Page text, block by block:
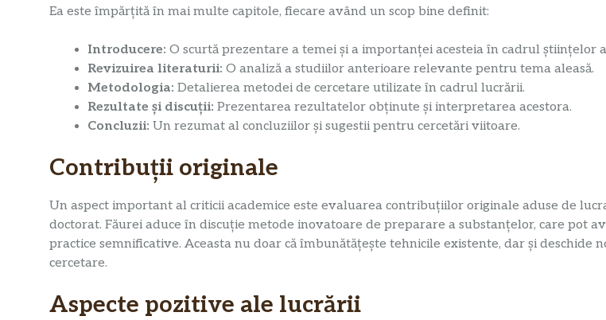
Ea este împărțită în mai multe capitole, fiecare având un scop bine definit:
Introducere: O scurtă prezentare a temei și a importanței acesteia în cadrul științelor
Revizuirea literaturii: O analiză a studiilor anterioare relevante pentru tema aleasă.
Metodologia: Detalierea metodei de cercetare utilizate în cadrul lucrării.
Rezultate și discuții: Prezentarea rezultatelor obținute și interpretarea acestora.
Concluzii: Un rezumat al concluziilor și sugestii pentru cercetări viitoare.
Contribuții originale
Un aspect important al criticii academice este evaluarea contribuțiilor originale aduse de
doctorat. Făurei aduce în discuție metode inovatoare de preparare a substanțelor, care pot
practice semnificative. Aceasta nu doar că îmbunătățește tehnicile existente, dar și deschide
cercetare.
Aspecte pozitive ale lucrării